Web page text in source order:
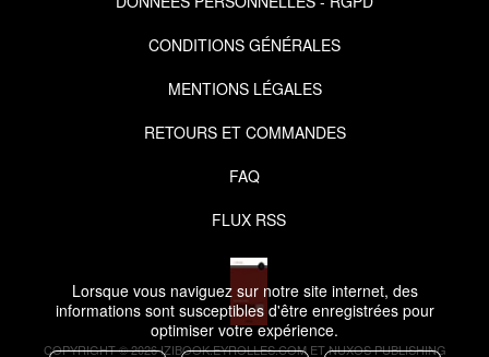
Lorsque vous naviguez sur notre site internet, des
informations sont susceptibles d'être enregistrées pour
optimiser votre expérience.
CONDITIONS GÉNÉRALES
MENTIONS LÉGALES
RETOURS ET COMMANDES
FAQ
FLUX RSS
COPYRIGHT © 2026 IZIBOOK.EYROLLES.COM ET NUXOS PUBLISHING